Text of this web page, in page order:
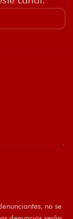
no se